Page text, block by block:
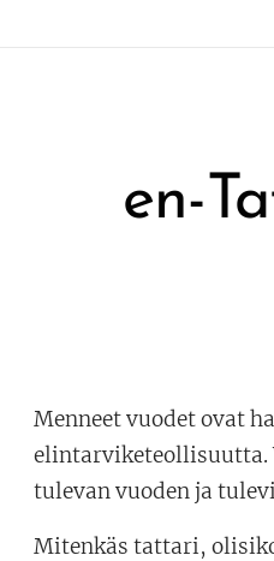
en-
Menneet vuodet ovat
elintarviketeollisuutta.
tulevan vuoden ja
Mitenkäs tattari,